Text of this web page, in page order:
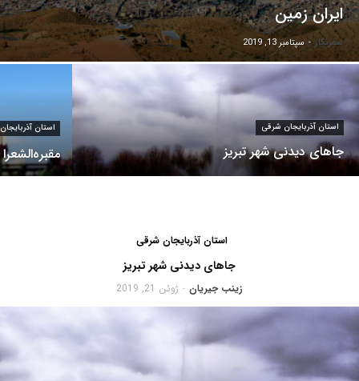
ایران زمین
سفرنگار - سپتامبر 13, 2019
استان آذربایجان شرقی
جاهای دیدنی شهر تبریز
استان
مقبره‌الشعرا در
استان آذربایجان شرقی
جاهای دیدنی شهر تبریز
زینب جیریان - ژوئن 21, 2019